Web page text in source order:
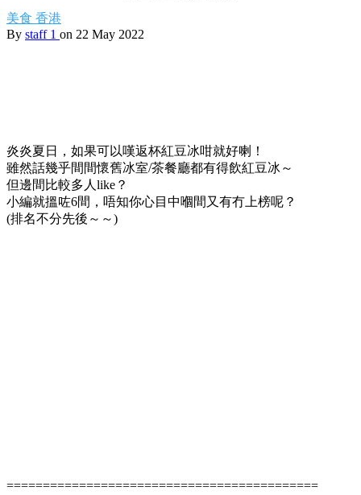
美食 香港
By staff 1 on 22 May 2022
炎炎夏日，如果可以嘆返杯紅豆冰咁就好喇！
雖然話幾乎間間懷舊冰室/茶餐廳都有得飲紅豆冰～
但邊間比較多人like？
小編就搵咗6間，唔知你心目中嗰間又有冇上榜呢？
(排名不分先後～～)
===========================================